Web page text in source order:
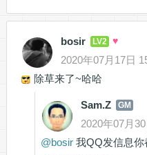
bosir LV2 ♥
2020年07月17日
除草来了~哈哈
Sam.Z GM
2020年07月
@bosir我QQ发信息你